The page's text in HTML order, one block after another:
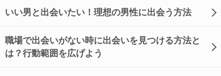
いい男と出会いたい！理想の男性に出会う方法
職場で出会いがない時に出会いを見つける方法と
は？行動範囲を広げよう